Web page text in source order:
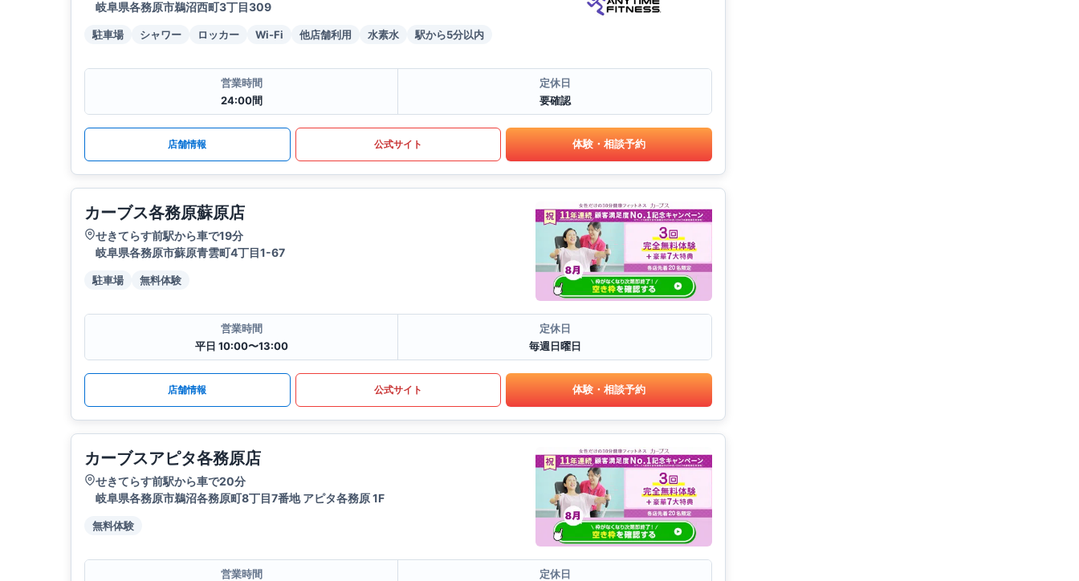
岐阜県各務原市鵜沼西町3丁目309
駐車場 シャワー ロッカー Wi-Fi 他店舗利用 水素水 駅から5分以内
営業時間
24:00間
定休日
要確認
店舗情報 公式サイト 体験・相談予約
カーブス各務原蘇原店
せきてらす前駅から車で19分
岐阜県各務原市蘇原青雲町4丁目1-67
駐車場 無料体験
営業時間
平日 10:00〜13:00
定休日
毎週日曜日
店舗情報 公式サイト 体験・相談予約
カーブスアピタ各務原店
せきてらす前駅から車で20分
岐阜県各務原市鵜沼各務原町8丁目7番地 アピタ各務原 1F
無料体験
営業時間
定休日